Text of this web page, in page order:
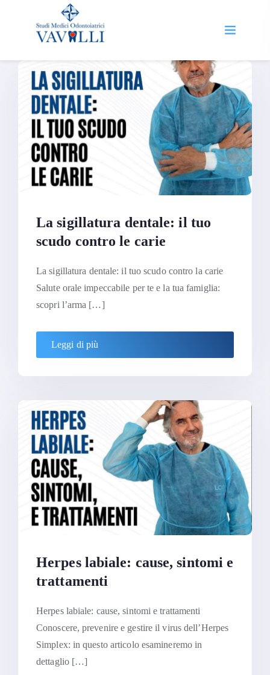
La sigillatura dentale: il tuo
scudo contro le carie
La sigillatura dentale: il tuo scudo contro la carie
Salute orale impeccabile per te e la tua famiglia:
scopri l’arma […]
Leggi di più
Herpes labiale: cause, sintomi e
trattamenti
Herpes labiale: cause, sintomi e trattamenti
Conoscere, prevenire e gestire il virus dell’Herpes
Simplex: in questo articolo esamineremo in
dettaglio […]